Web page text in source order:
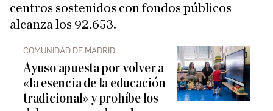
centros sostenidos con fondos públicos
alcanza los 92.653.
COMUNIDAD DE MADRID
Ayuso apuesta por volver a
«la esencia de la educación
tradicional» y prohíbe los